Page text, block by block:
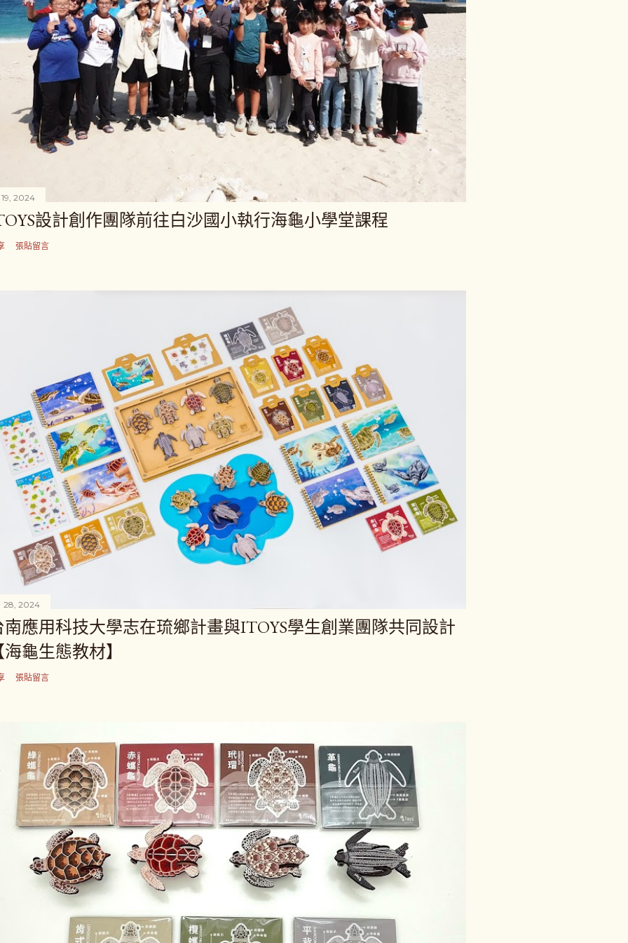
19, 2024
設計創作團隊前往白沙國小執行海龜小學堂課程
張貼留言
28, 2024
南應用科技大學志在琉鄉計畫與ITOYS學生創業團隊共同設計
龜生態教材】
張貼留言